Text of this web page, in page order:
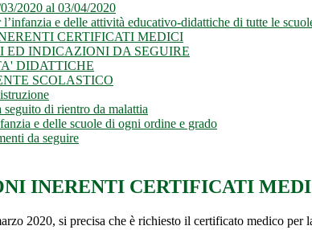
2020 al 03/04/2020
e delle attività educativo-didattiche di tutte le
CERTIFICATI MEDICI
ED INDICAZIONI DA SEGUIRE
DIDATTICHE
SCOLASTICO
di rientro da malattia
e delle scuole di ogni ordine e grado
da seguire
INERENTI CERTIFICATI
2020, si precisa che è richiesto il certificato medico